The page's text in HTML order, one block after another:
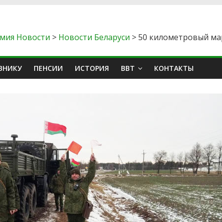
Новости > Новости Беларуси >50 километровый
ПЕНСИИ ИСТОРИЯ ВВТ КОНТАКТЫ
флота: СМП
шелковый
Гарлович
нового рода войск и
Дениса Лямина
06.08.2026 Андрей Помдеж